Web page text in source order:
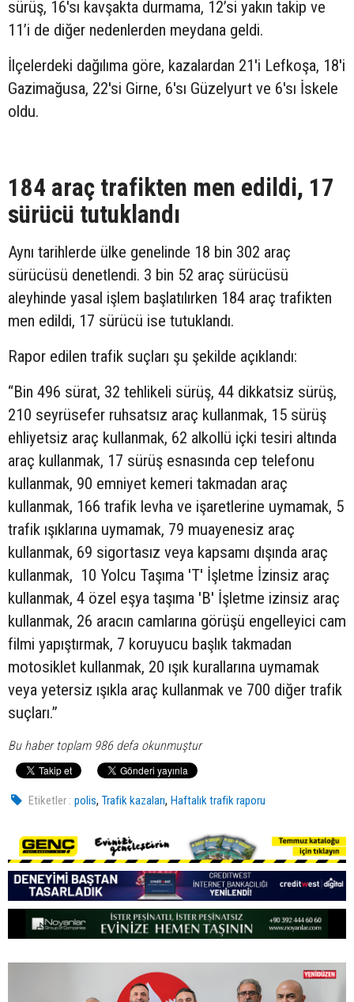
sürüş, 16'sı kavşakta durmama, 12’si yakın takip ve
11’i de diğer nedenlerden meydana geldi.
İlçelerdeki dağılıma göre, kazalardan 21'i Lefkoşa, 18'i
Gazimağusa, 22'si Girne, 6'sı Güzelyurt ve 6'sı İskele
oldu.
184 araç trafikten men edildi, 17
sürücü tutuklandı
Aynı tarihlerde ülke genelinde 18 bin 302 araç
sürücüsü denetlendi. 3 bin 52 araç sürücüsü
aleyhinde yasal işlem başlatılırken 184 araç trafikten
men edildi, 17 sürücü ise tutuklandı.
Rapor edilen trafik suçları şu şekilde açıklandı:
“Bin 496 sürat, 32 tehlikeli sürüş, 44 dikkatsiz sürüş,
210 seyrüsefer ruhsatsız araç kullanmak, 15 sürüş
ehliyetsiz araç kullanmak, 62 alkollü içki tesiri altında
araç kullanmak, 17 sürüş esnasında cep telefonu
kullanmak, 90 emniyet kemeri takmadan araç
kullanmak, 166 trafik levha ve işaretlerine uymamak, 5
trafik ışıklarına uymamak, 79 muayenesiz araç
kullanmak, 69 sigortasız veya kapsamı dışında araç
kullanmak, 10 Yolcu Taşıma 'T' İşletme İzinsiz araç
kullanmak, 4 özel eşya taşıma 'B' İşletme izinsiz araç
kullanmak, 26 aracın camlarına görüşü engelleyici cam
filmi yapıştırmak, 7 koruyucu başlık takmadan
motosiklet kullanmak, 20 ışık kurallarına uymamak
veya yetersiz ışıkla araç kullanmak ve 700 diğer trafik
suçları.”
Bu haber toplam 986 defa okunmuştur
Etiketler : polis,Trafik kazaları,Haftalık trafik raporu